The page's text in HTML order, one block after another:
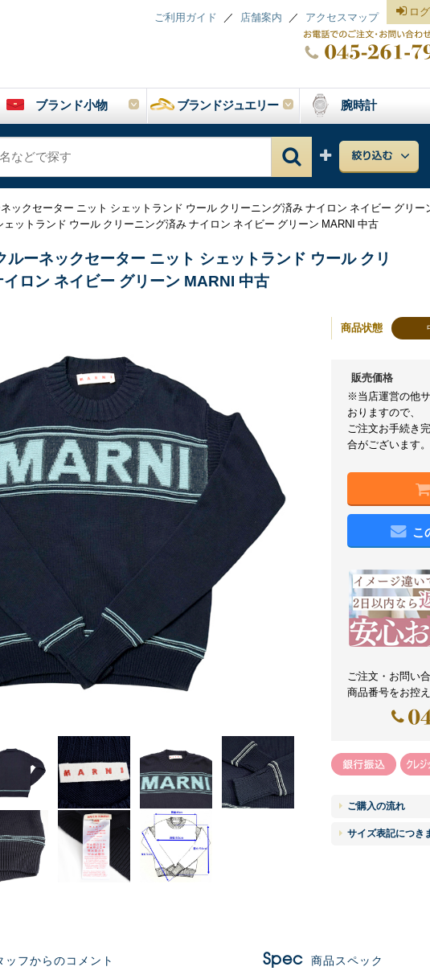
ロ
ご利用ガイド 店舗案内 アクセスマップ
ブランド小物 ブランドジュエリー 腕時計
ックセーター ニット シェットランド ウール クリーニング済み ナイロン ネイビー グリー
ットランド ウール クリーニング済み ナイロン ネイビー グリーン MARNI 中古
ルーネックセーター ニット シェットランド ウール クリ
ロン ネイビー グリーン MARNI 中古
商品状態
販売価格
※当店運営の他
おりますので、
ご注文お手続き
合がございます。
こ
ご注文・お問い
商品番号をお控
ご購入の流れ
サイズ表記につき
ッフからのコメント Spec 商品スペック